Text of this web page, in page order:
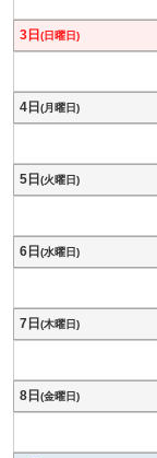
3日 (日曜日)
4日 (月曜日)
5日 (火曜日)
6日 (水曜日)
7日 (木曜日)
8日 (金曜日)